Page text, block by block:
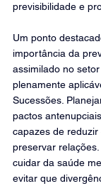
previsibilidade e
Um ponto
importância da
assimilado no
plenamente
Sucessões.
pactos
capazes de
preservar
cuidar da saúde
evitar que